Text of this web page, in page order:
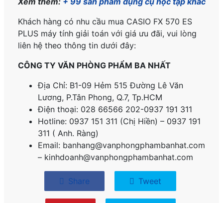
Khách hàng có nhu cầu mua CASIO FX 570 ES
PLUS máy tính giải toán với giá ưu đãi, vui lòng
liên hệ theo thông tin dưới đây:
CÔNG TY VĂN PHÒNG PHẨM BA NHẤT
Địa Chỉ: B1-09 Hẻm 515 Đường Lê Văn
Lương, P.Tân Phong, Q.7, Tp.HCM
Điện thoại: 028 66566 202-0937 191 311
Hotline: 0937 151 311 (Chị Hiền) – 0937 191
311 ( Anh. Ràng)
Email: banhang@vanphongphambanhat.com
– kinhdoanh@vanphongphambanhat.com
Share Tweet